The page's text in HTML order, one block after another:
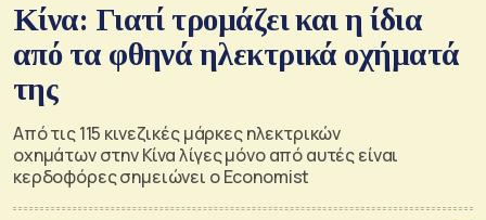
Κίνα: Γιατί τρομάζει και η ίδια
από τα φθηνά ηλεκτρικά οχήματά
της
Από τις 115 κινεζικές μάρκες ηλεκτρικών
οχημάτων στην Κίνα λίγες μόνο από αυτές είναι
κερδοφόρες σημειώνει ο Economist